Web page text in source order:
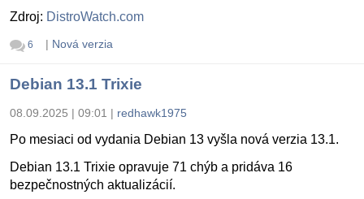
Zdroj: DistroWatch.com
6 | Nová verzia
Debian 13.1 Trixie
08.09.2025 | 09:01 | redhawk1975
Po mesiaci od vydania Debian 13 vyšla nová verzia 13.1.
Debian 13.1 Trixie opravuje 71 chýb a pridáva 16
bezpečnostných aktualizácií.